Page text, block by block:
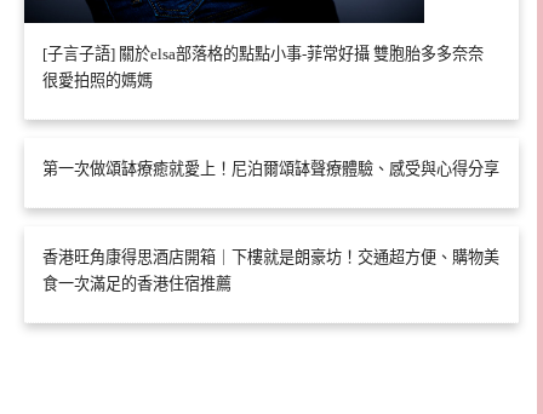
[子言子語] 關於elsa部落格的點點小事-菲常好攝 雙胞胎多多奈奈
很愛拍照的媽媽
第一次做頌缽療癒就愛上！尼泊爾頌缽聲療體驗、感受與心得分享
香港旺角康得思酒店開箱｜下樓就是朗豪坊！交通超方便、購物美
食一次滿足的香港住宿推薦